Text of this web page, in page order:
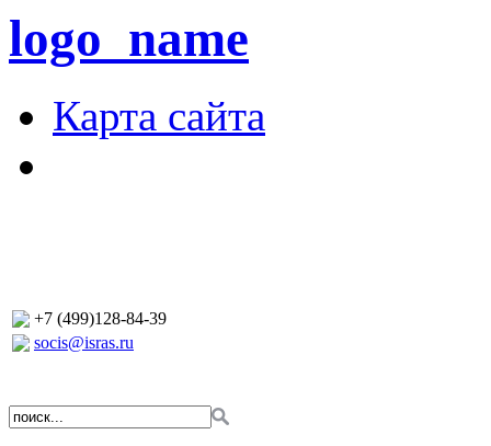
logo_name
Карта сайта
+7 (499)128-84-39
socis@isras.ru